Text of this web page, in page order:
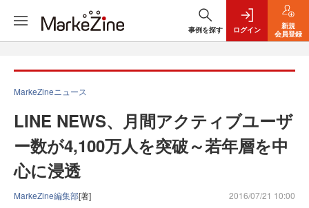
事例を探す ログイン
新規
会員登録
MarkeZineニュース
LINE NEWS、月間アクティブユーザ
ー数が4,100万人を突破～若年層を中
心に浸透
MarkeZine編集部[著] 2016/07/21 10:00